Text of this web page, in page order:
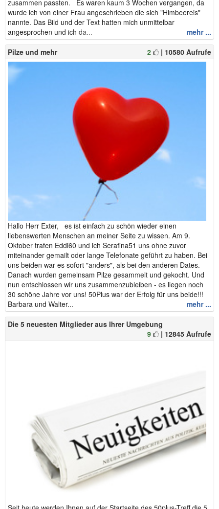
zusammen passten. Es waren kaum 3 Wochen vergangen, da
wurde ich von einer Frau angeschrieben die sich "Himbeereis"
nannte. Das Bild und der Text hatten mich unmittelbar
angesprochen und ich da...
mehr ...
Pilze und mehr 2 | 10580 Aufrufe
Hallo Herr Exter, es ist einfach zu schön wieder einen
liebenswerten Menschen an meiner Seite zu wissen. Am 9.
Oktober trafen Eddi60 und ich Serafina51 uns ohne zuvor
miteinander gemailt oder lange Telefonate geführt zu haben. Bei
uns beiden war es sofort "anders", als bei den anderen Dates.
Danach wurden gemeinsam Pilze gesammelt und gekocht. Und
nun entschlossen wir uns zusammenzubleiben - es liegen noch
30 schöne Jahre vor uns! 50Plus war der Erfolg für uns beide!!!
Barbara und Walter...
mehr ...
Die 5 neuesten Mitglieder aus Ihrer Umgebung
9
| 12845 Aufrufe